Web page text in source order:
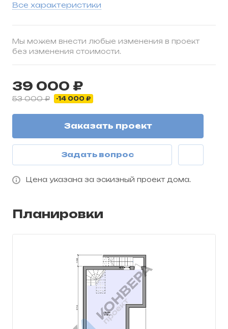
Все характеристики
Мы можем внести любые изменения в проект
без изменения стоимости.
39 000 ₽
53 000 ₽ -14 000 ₽
Заказать проект
Задать вопрос
Цена указана за эскизный проект дома.
Планировки